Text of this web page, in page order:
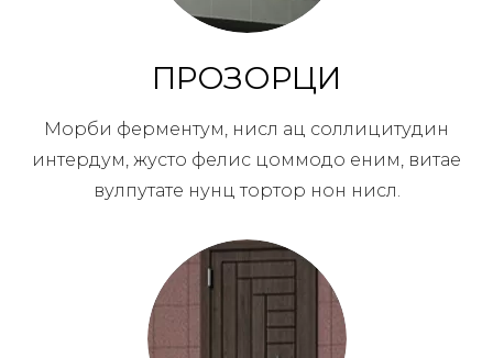
ПРОЗОРЦИ
Морби ферментум, нисл ац соллицитудин
интердум, жусто фелис цоммодо еним, витае
вулпутате нунц тортор нон нисл.